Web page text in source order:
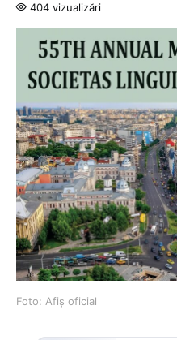
404 vizualizări
Foto: Afiș oficial